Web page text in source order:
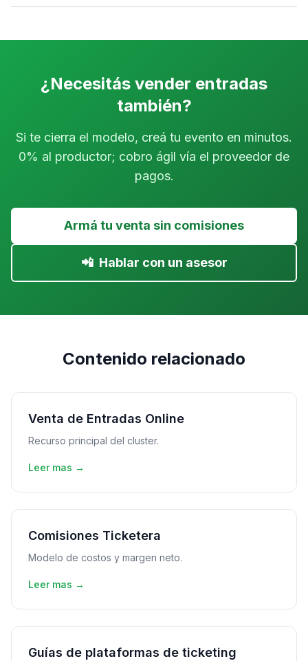
¿Necesitás vender entradas
también?
Si te cierra el modelo, creá tu evento en minutos.
0% al productor; cobro ágil vía el proveedor de
pagos.
Armá tu venta sin comisiones
📲 Hablar con un asesor
Contenido relacionado
Venta de Entradas Online
Recurso principal del cluster.
Leer mas →
Comisiones Ticketera
Modelo de costos y margen neto.
Leer mas →
Guías de plataformas de ticketing